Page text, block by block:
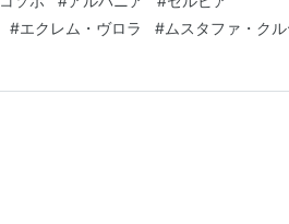
#エクレム・ヴロラ #ムスタファ・クル